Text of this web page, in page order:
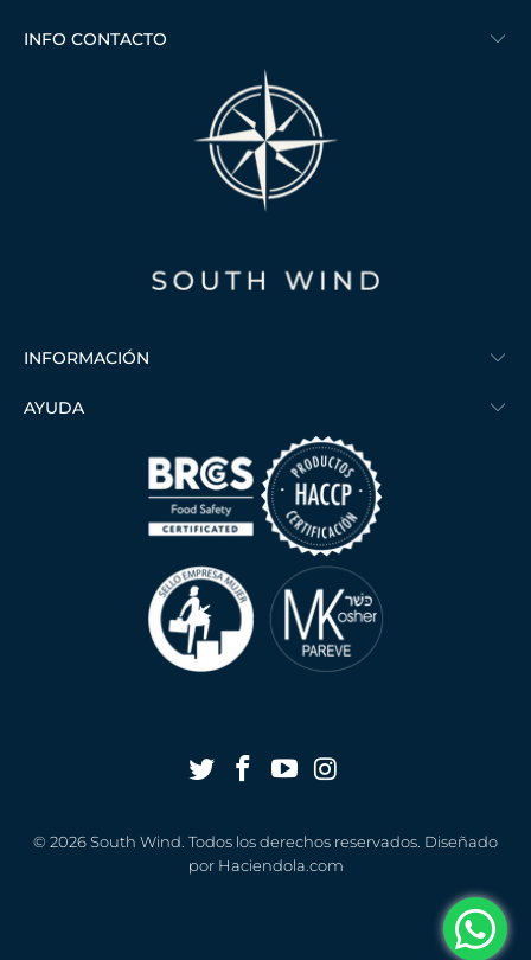
INFO CONTACTO
INFORMACIÓN
AYUDA
© 2026South Wind . Todos los derechos reservados. Diseñado
por Haciendola.com